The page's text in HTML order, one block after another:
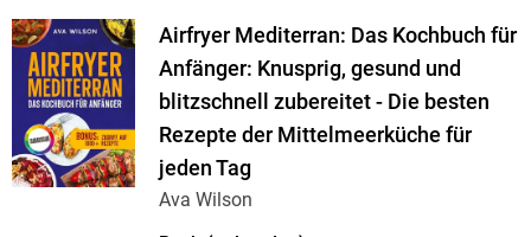
Airfryer Mediterran: Das Kochbuch für
Anfänger: Knusprig, gesund und
blitzschnell zubereitet - Die besten
Rezepte der Mittelmeerküche für
jeden Tag
Ava Wilson